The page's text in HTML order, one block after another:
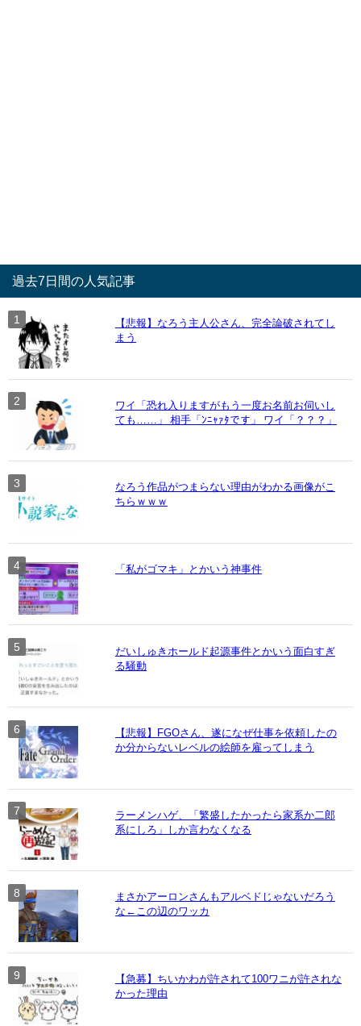
過去7日間の人気記事
【悲報】なろう主人公さん、完全論破されてし
まう
ワイ「恐れ入りますがもう一度お名前お伺いし
ても……」 相手「ﾝﾆｬｧﾀです」 ワイ「？？？」
なろう作品がつまらない理由がわかる画像がこ
ちらｗｗｗ
「私がゴマキ」とかいう神事件
だいしゅきホールド起源事件とかいう面白すぎ
る騒動
【悲報】FGOさん、遂になぜ仕事を依頼したの
か分からないレベルの絵師を雇ってしまう
ラーメンハゲ、「繁盛したかったら家系か二郎
系にしろ」しか言わなくなる
まさかアーロンさんもアルベドじゃないだろう
な←この辺のワッカ
【急募】ちいかわが許されて100ワニが許されな
かった理由